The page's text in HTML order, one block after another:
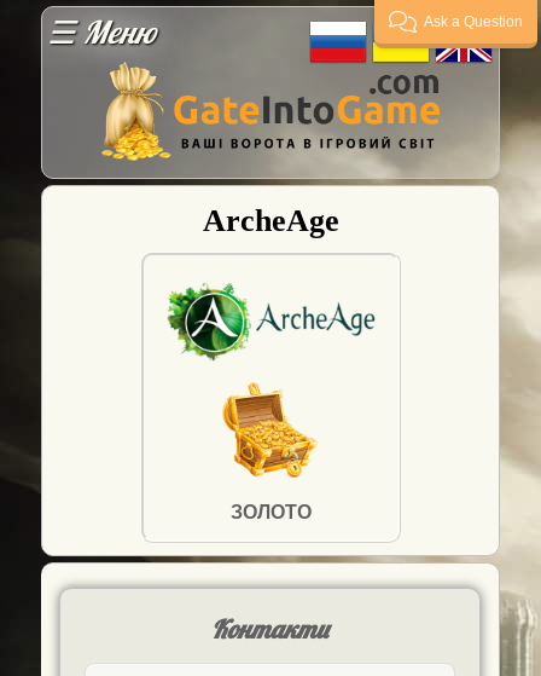
Гарантії
Оплата
Доставка
Постачальникам
☰ Меню
ArcheAge
ЗОЛОТО
Контакти
Ask a Question